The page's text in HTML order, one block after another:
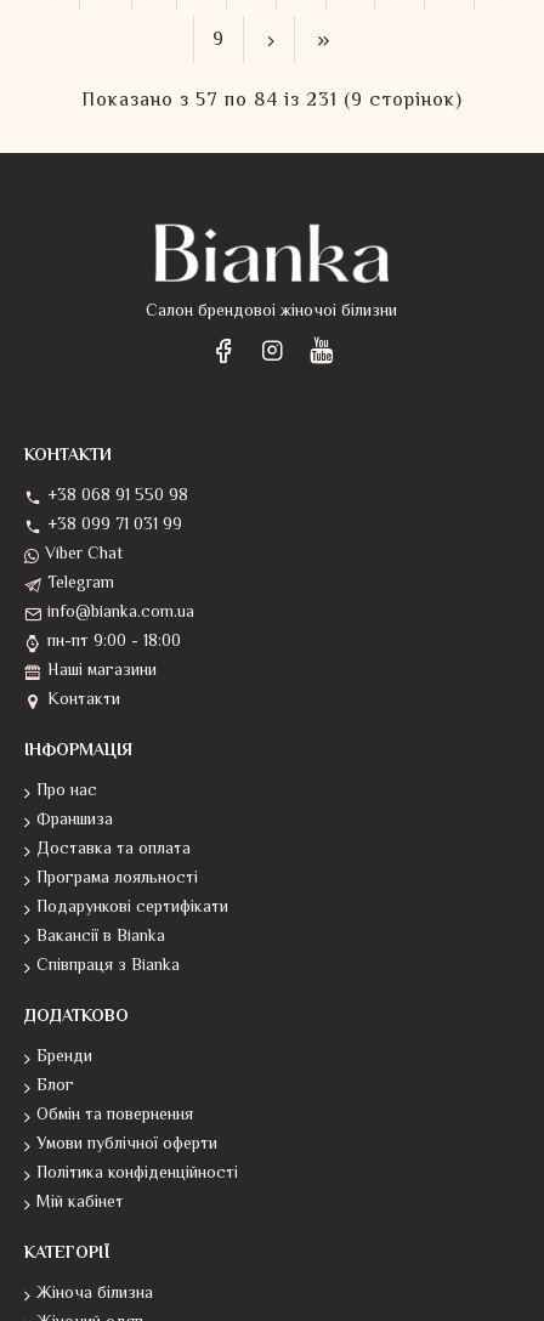
9
Показано з 57 по 84 із 231 (9 сторінок)
Салон брендовоі жіночоі білизни
КОНТАКТИ
+38 068 91 550 98
+38 099 71 031 99
Viber Chat
Telegram
info@bianka.com.ua
пн-пт 9:00 - 18:00
Наші магазини
Контакти
ІНФОРМАЦІЯ
Про нас
Франшиза
Доставка та оплата
Програма лояльності
Подарункові сертифікати
Вакансії в Bianka
Співпраця з Bianka
ДОДАТКОВО
Бренди
Блог
Обмін та повернення
Умови публічної оферти
Політика конфіденційності
Мій кабінет
КАТЕГОРІЇ
Жіноча білизна